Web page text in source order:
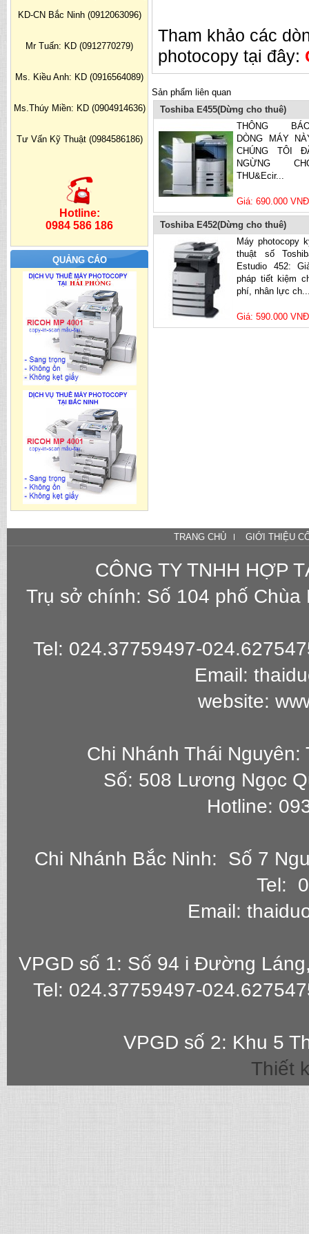
KD-CN Bắc Ninh (0912063096)
Mr Tuấn: KD (0912770279)
Ms. Kiều Anh: KD (0916564089)
Ms.Thúy Miền: KD (0904914636)
Tư Vấn Kỹ Thuật (0984586186)
Hotline:
0984 586 186
QUẢNG CÁO
Tham khảo các
photocopy tại đây:
Sản phẩm liên quan
Toshiba E455(Dừng cho thuê)
THÔNG
DÒNG MÁY
CHÚNG TÔI
NGỪNG
THU&Ecir...
Giá: 690.000 VNĐ
Toshiba E452(Dừng cho thuê)
Máy photocopy
thuật số
Estudio 452:
pháp tiết kiệm
phí, nhân lực
Giá: 590.000 VNĐ
TRANG CHỦ GIỚI THIỆU
CÔNG TY TNHH HỢP
Trụ sở chính: Số 104 phố
Tel: 024.37759497-
Email:
website:
Chi Nhánh Thái Nguyên:
Số: 508 Lương Ngọc
Hotline:
Chi Nhánh Bắc Ninh: Số 7
Tel:
Email:
VPGD số 1: Số 94 i Đường
Tel: 024.37759497-
VPGD số 2: Khu 5
Thiết